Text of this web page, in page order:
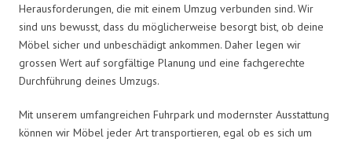
Herausforderungen, die mit einem Umzug verbunden sind. Wir
sind uns bewusst, dass du möglicherweise besorgt bist, ob deine
Möbel sicher und unbeschädigt ankommen. Daher legen wir
grossen Wert auf sorgfältige Planung und eine fachgerechte
Durchführung deines Umzugs.
Mit unserem umfangreichen Fuhrpark und modernster Ausstattung
können wir Möbel jeder Art transportieren, egal ob es sich um